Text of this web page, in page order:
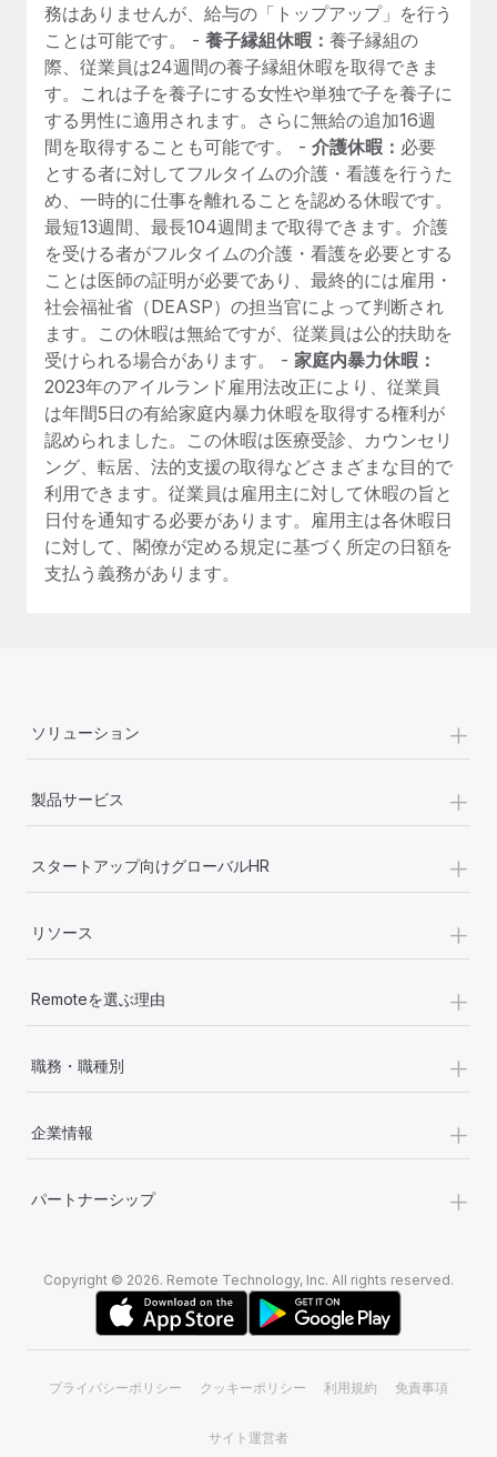
務はありませんが、給与の「トップアップ」を行う
ことは可能です。 - 養子縁組休暇： 養子縁組の
際、従業員は24週間の養子縁組休暇を取得できま
す。これは子を養子にする女性や単独で子を養子に
する男性に適用されます。さらに無給の追加16週
間を取得することも可能です。 - 介護休暇： 必要
とする者に対してフルタイムの介護・看護を行うた
め、一時的に仕事を離れることを認める休暇です。
最短13週間、最長104週間まで取得できます。介護
を受ける者がフルタイムの介護・看護を必要とする
ことは医師の証明が必要であり、最終的には雇用・
社会福祉省（DEASP）の担当官によって判断され
ます。この休暇は無給ですが、従業員は公的扶助を
受けられる場合があります。 - 家庭内暴力休暇：
2023年のアイルランド雇用法改正により、従業員
は年間5日の有給家庭内暴力休暇を取得する権利が
認められました。この休暇は医療受診、カウンセリ
ング、転居、法的支援の取得などさまざまな目的で
利用できます。従業員は雇用主に対して休暇の旨と
日付を通知する必要があります。雇用主は各休暇日
に対して、閣僚が定める規定に基づく所定の日額を
支払う義務があります。
ソリューション +
製品サービス +
スタートアップ向けグローバルHR +
リソース +
Remoteを選ぶ理由 +
職務・職種別 +
企業情報 +
パートナーシップ +
Copyright © 2026. Remote Technology, Inc. All rights reserved.
プライバシーポリシー クッキーポリシー 利用規約 免責事項
サイト運営者